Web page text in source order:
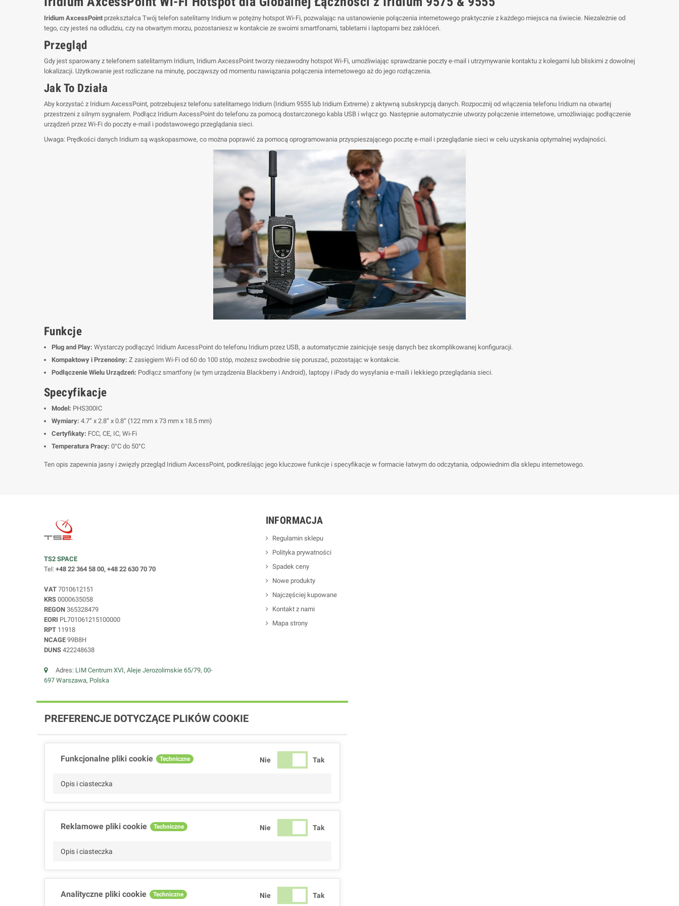
Iridium AxcessPoint przekształca Twój telefon satelitarny Iridium w potężny hotspot Wi-Fi, pozwalając na ustanowienie połączenia internetowego praktycznie z każdego miejsca na świecie. Niezależnie od
tego, czy jesteś na odludziu, czy na otwartym morzu, pozostaniesz w kontakcie ze swoimi smartfonami, tabletami i laptopami bez zakłóceń.
Przegląd
Gdy jest sparowany z telefonem satelitarnym Iridium, Iridium AxcessPoint tworzy niezawodny hotspot Wi-Fi, umożliwiając sprawdzanie poczty e-mail i utrzymywanie kontaktu z kolegami lub bliskimi z dowolnej
lokalizacji. Użytkowanie jest rozliczane na minutę, począwszy od momentu nawiązania połączenia internetowego aż do jego rozłączenia.
Jak To Działa
Aby korzystać z Iridium AxcessPoint, potrzebujesz telefonu satelitarnego Iridium (Iridium 9555 lub Iridium Extreme) z aktywną subskrypcją danych. Rozpocznij od włączenia telefonu Iridium na otwartej
przestrzeni z silnym sygnałem. Podłącz Iridium AxcessPoint do telefonu za pomocą dostarczonego kabla USB i włącz go. Następnie automatycznie utworzy połączenie internetowe, umożliwiając podłączenie
urządzeń przez Wi-Fi do poczty e-mail i podstawowego przeglądania sieci.
Uwaga: Prędkości danych Iridium są wąskopasmowe, co można poprawić za pomocą oprogramowania przyspieszającego pocztę e-mail i przeglądanie sieci w celu uzyskania optymalnej wydajności.
Funkcje
Plug and Play: Wystarczy podłączyć Iridium AxcessPoint do telefonu Iridium przez USB, a automatycznie zainicjuje sesję danych bez skomplikowanej konfiguracji.
Kompaktowy i Przenośny: Z zasięgiem Wi-Fi od 60 do 100 stóp, możesz swobodnie się poruszać, pozostając w kontakcie.
Podłączenie Wielu Urządzeń: Podłącz smartfony (w tym urządzenia Blackberry i Android), laptopy i iPady do wysyłania e-maili i lekkiego przeglądania sieci.
Specyfikacje
Model: PHS300IC
Wymiary: 4.7” x 2.8” x 0.8” (122 mm x 73 mm x 18.5 mm)
Certyfikaty: FCC, CE, IC, Wi-Fi
Temperatura Pracy: 0°C do 50°C
Ten opis zapewnia jasny i zwięzły przegląd Iridium AxcessPoint, podkreślając jego kluczowe funkcje i specyfikacje w formacie łatwym do odczytania, odpowiednim dla sklepu internetowego.
TS2 SPACE
Tel: +48 22 364 58 00, +48 22 630 70 70
VAT 7010612151
KRS 0000635058
REGON 365328479
EORI PL701061215100000
RPT 11918
NCAGE 99B8H
DUNS 422248638
Adres: LIM Centrum XVI, Aleje Jerozolimskie 65/79, 00-
697 Warszawa, Polska
INFORMACJA
Regulamin sklepu
Polityka prywatności
Spadek ceny
Nowe produkty
Najczęściej kupowane
Kontakt z nami
Mapa strony
PREFERENCJE DOTYCZĄCE PLIKÓW COOKIE
Funkcjonalne pliki cookie Techniczne Nie Tak
Opis i ciasteczka
Reklamowe pliki cookie Techniczne Nie Tak
Opis i ciasteczka
Analityczne pliki cookie Techniczne Nie Tak